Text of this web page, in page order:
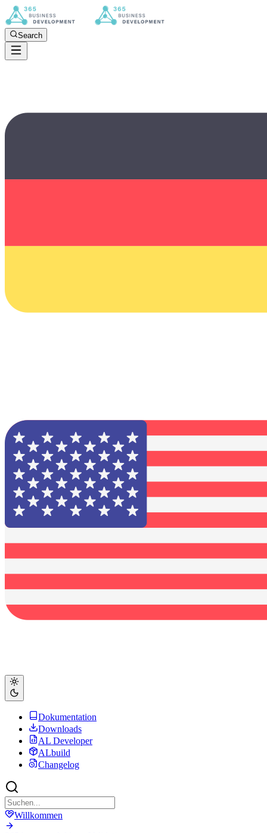
Search
Dokumentation
Downloads
AL Developer
ALbuild
Changelog
Willkommen